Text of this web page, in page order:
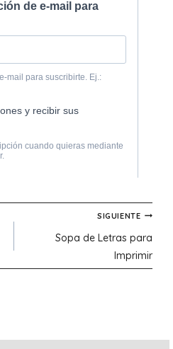
SIGUIENTE
Sopa de Letras para
Imprimir